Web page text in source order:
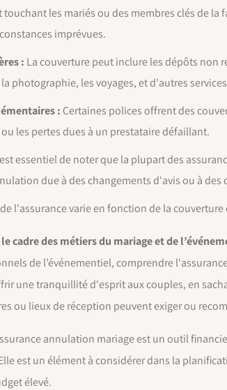
les mariés ou des membres clés de
imprévues.
: La couverture peut inclure les dépôts non
photographie, les voyages, et d'autres
: Certaines polices offrent des
les pertes dues à un prestataire défaillant.
essentiel de noter que la plupart des
due à des changements d'avis ou à des
l'assurance varie en fonction de la
cadre des métiers du mariage et de
de l’événementiel, comprendre
une tranquillité d'esprit aux couples, en
ou lieux de réception peuvent exiger ou
annulation mariage est un outil
est un élément à considérer dans la
élevé.